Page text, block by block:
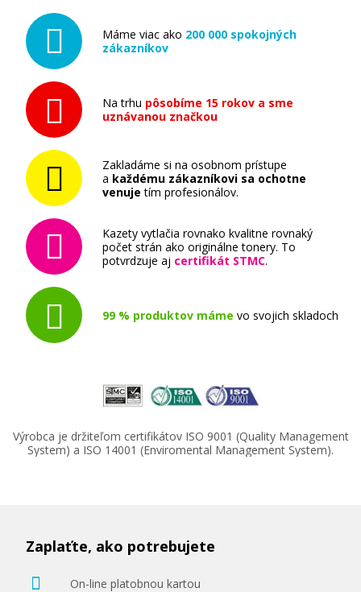
Máme viac ako 200 000 spokojných
zákazníkov
Na trhu pôsobíme 15 rokov a sme
uznávanou značkou
Zakladáme si na osobnom prístupe
a každému zákazníkovi sa ochotne
venuje tím profesionálov.
Kazety vytlačia rovnako kvalitne rovnaký
počet strán ako originálne tonery. To
potvrdzuje aj certifikát STMC.
99 % produktov máme vo svojich skladoch
Výrobca je držiteľom certifikátov ISO 9001 (Quality Management
System) a ISO 14001 (Enviromental Management System).
Zaplaťte, ako potrebujete
On-line platobnou kartou